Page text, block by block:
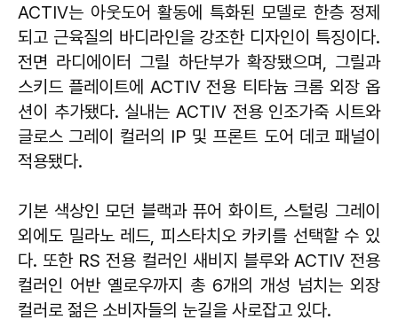
ACTIV는 아웃도어 활동에 특화된 모델로 한층 정제
되고 근육질의 바디라인을 강조한 디자인이 특징이다.
전면 라디에이터 그릴 하단부가 확장됐으며, 그릴과
스키드 플레이트에 ACTIV 전용 티타늄 크롬 외장 옵
션이 추가됐다. 실내는 ACTIV 전용 인조가죽 시트와
글로스 그레이 컬러의 IP 및 프론트 도어 데코 패널이
적용됐다.
기본 색상인 모던 블랙과 퓨어 화이트, 스털링 그레이
외에도 밀라노 레드, 피스타치오 카키를 선택할 수 있
다. 또한 RS 전용 컬러인 새비지 블루와 ACTIV 전용
컬러인 어반 옐로우까지 총 6개의 개성 넘치는 외장
컬러로 젊은 소비자들의 눈길을 사로잡고 있다.